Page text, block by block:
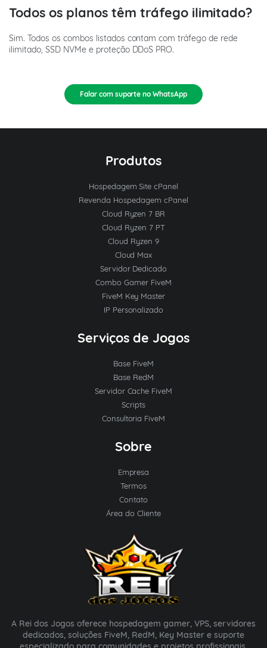
Todos os planos têm tráfego ilimitado?
Sim. Todos os combos listados contam com tráfego de rede
ilimitado, SSD NVMe e proteção DDoS PRO.
Falar com suporte no WhatsApp
Produtos
Hospedagem Site cPanel
Revenda Hospedagem cPanel
Cloud Ryzen 7 BR
Cloud Ryzen 7 PT
Cloud Ryzen 9
Cloud Max
Servidor Dedicado
Combo Gamer FiveM
FiveM Key Master
IP Personalizado
Serviços de Jogos
Base FiveM
Base RedM
Servidor Cache FiveM
Scripts
Consultoria FiveM
Sobre
Empresa
Termos
Contato
Área do Cliente
A Rei dos Jogos oferece hospedagem gamer, VPS, servidores
dedicados, soluções FiveM, RedM, Key Master e suporte